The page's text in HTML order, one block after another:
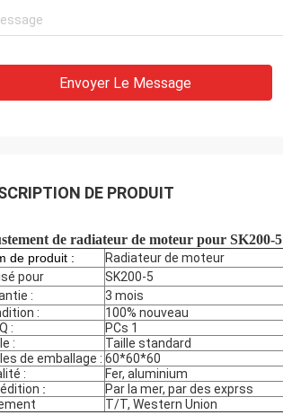
Envoyer Le Message
DE PRODUIT
de radiateur de moteur pour SK200-5
de produit :
Radiateur de moteur
pour
SK200-5
:
3 mois
:
100% nouveau
:
PCs 1
:
Taille standard
de emballage : 60*60*60
:
Fer, aluminium
:
Par la mer, par des exprss
T/T, Western Union